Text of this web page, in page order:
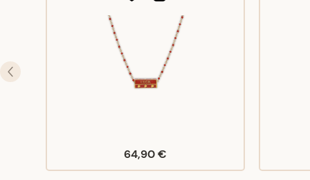
64,90 €